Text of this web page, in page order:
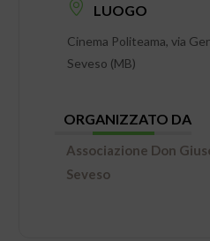
LUOGO
Cinema Politeama, via
Seveso (MB)
ORGANIZZATO DA
Associazione Don
Seveso